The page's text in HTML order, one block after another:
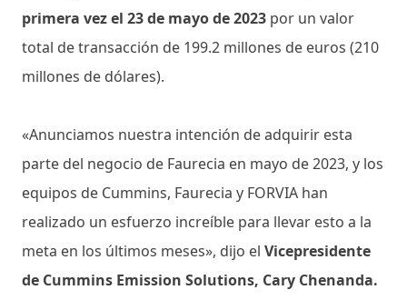
primera vez el 23 de mayo de 2023 por un valor
total de transacción de 199.2 millones de euros (210
millones de dólares).
«Anunciamos nuestra intención de adquirir esta
parte del negocio de Faurecia en mayo de 2023, y los
equipos de Cummins, Faurecia y FORVIA han
realizado un esfuerzo increíble para llevar esto a la
meta en los últimos meses», dijo el Vicepresidente
de Cummins Emission Solutions, Cary Chenanda.